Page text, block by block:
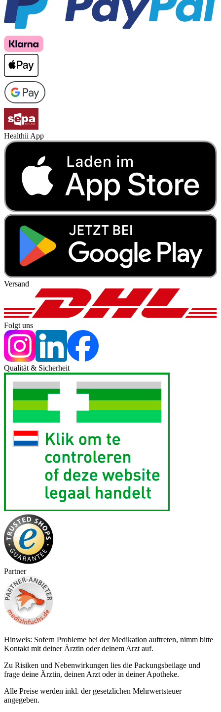
Healthii App
Versand
Folgt uns
Qualität & Sicherheit
Partner
Hinweis: Sofern Probleme bei der Medikation auftreten, nimm bitte
Kontakt mit deiner Ärztin oder deinem Arzt auf.
Zu Risiken und Nebenwirkungen lies die Packungsbeilage und
frage deine Ärztin, deinen Arzt oder in deiner Apotheke.
Alle Preise werden inkl. der gesetzlichen Mehrwertsteuer
angegeben.